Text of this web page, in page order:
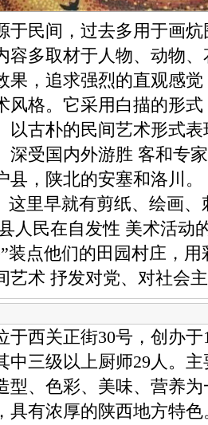
民间，过去多用于画
容多取材于人物、动物
果，追求强烈的直观感
风格。它采用白描的形
以古朴的民间艺术形式
深受国内外游胜 客和专
县，陕北的安塞和洛
这里早就有剪纸、绘画
人民在自发性 美术活动
装点他们的田园村庄，
艺术 抒发对党、对社
西关正街30号，创办于
中三级以上厨师29人。
型、色彩、美味、营养
具有浓厚的陕西地方特